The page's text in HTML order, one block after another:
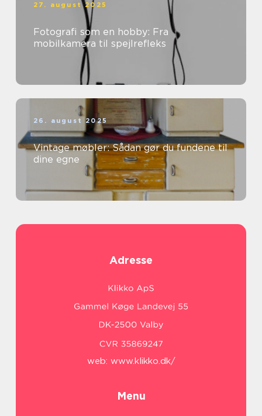
27. august 2025
Fotografi som en hobby: Fra
mobilkamera til spejlrefleks
26. august 2025
Vintage møbler: Sådan gør du fundene til
dine egne
Adresse
web: www.klikko.dk/
Menu